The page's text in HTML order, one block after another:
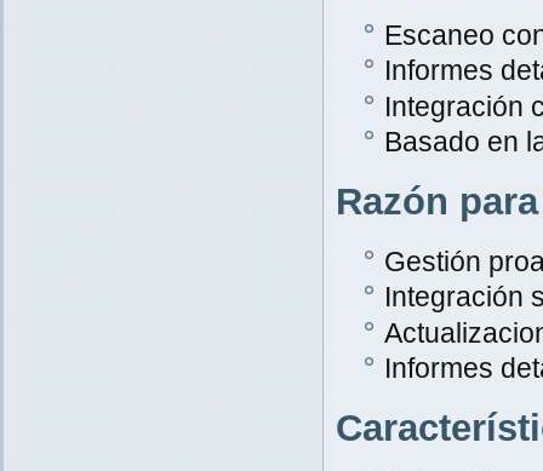
Escaneo
Informes
Integración
Basado en
Razón
Gestión
Integración
Informes